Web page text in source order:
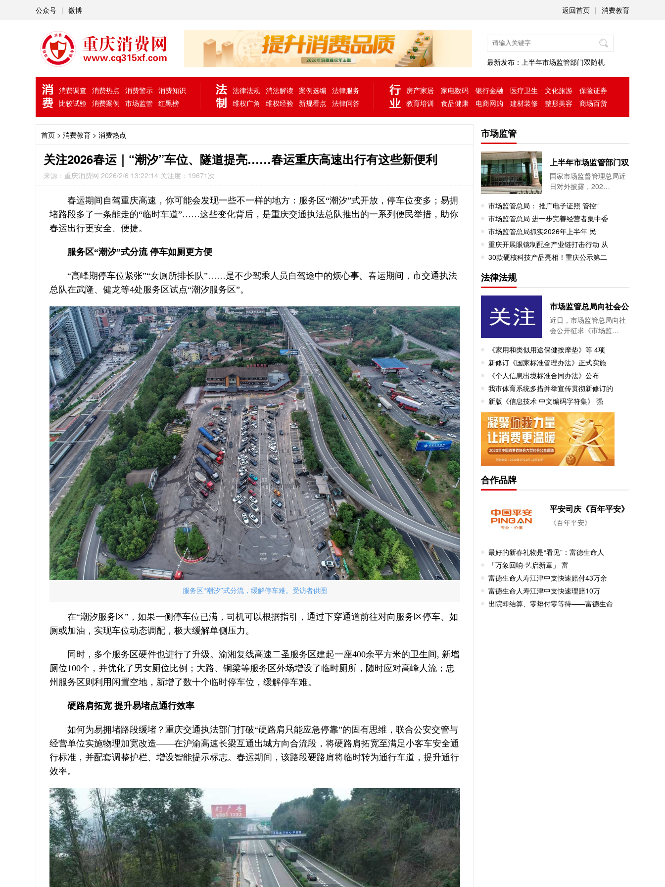
公众号 | 微博 返回首页 | 消费教育
最新发布： 上半年市场监管部门双随机
消费调查 消费热点 消费警示 消费知识
比较试验 消费案例 市场监管 红黑榜
法律法规 消法解读 案例选编 法律服务
维权广角
维权经验 新规看点 法律问答
房产家居 家电数码 银行金融 医疗卫生 文化旅游
保险证券
教育培训
食品健康 电商网购 建材装修 整形美容 商场百货
首页 > 消费教育 > 消费热点
关注2026春运｜“潮汐”车位、隧道提亮……春运重庆高速出行有这些新便利
来源：重庆消费网 2026/2/6 13:22:14 关注度：19671次
春运期间自驾重庆高速，你可能会发现一些不一样的地方：服务区“潮汐”式开放，停车位变多；易拥
堵路段多了一条能走的“临时车道”……这些变化背后，是重庆交通执法总队推出的一系列便民举措，助你
春运出行更安全、便捷。
服务区“潮汐”式分流 停车如厕更方便
“高峰期停车位紧张”“女厕所排长队”……是不少驾乘人员自驾途中的烦心事。春运期间，市交通执法
总队在武隆、健龙等4处服务区试点“潮汐服务区”。
服务区“潮汐”式分流，缓解停车难。受访者供图
在“潮汐服务区”，如果一侧停车位已满，司机可以根据指引，通过下穿通道前往对向服务区停车、如
厕或加油，实现车位动态调配，极大缓解单侧压力。
同时，多个服务区硬件也进行了升级。渝湘复线高速二圣服务区建起一座400余平方米的卫生间, 新增
厕位100个，并优化了男女厕位比例；大路、铜梁等服务区外场增设了临时厕所，随时应对高峰人流；忠
州服务区则利用闲置空地，新增了数十个临时停车位，缓解停车难。
硬路肩拓宽 提升易堵点通行效率
如何为易拥堵路段缓堵？重庆交通执法部门打破“硬路肩只能应急停靠”的固有思维，联合公安交管与
经营单位实施物理加宽改造——在沪渝高速长梁互通出城方向合流段，将硬路肩拓宽至满足小客车安全通
行标准，并配套调整护栏、增设智能提示标志。春运期间，该路段硬路肩将临时转为通行车道，提升通行
效率。
市场监管
上半年市场监管部门双
国家市场监督管理总局近
日对外披露，202…
市场监管总局： 推广电子证照 管控“
市场监管总局 进一步完善经营者集中委
市场监管总局抓实2026年上半年 民
重庆开展眼镜制配全产业链打击行动 从
30款硬核科技产品亮相！重庆公示第二
法律法规
市场监管总局向社会公
近日，市场监管总局向社
会公开征求《市场监…
《家用和类似用途保健按摩垫》等 4项
新修订《国家标准管理办法》正式实施
《个人信息出境标准合同办法》公布
我市体育系统多措并举宣传贯彻新修订的
新版《信息技术 中文编码字符集》 强
合作品牌
平安司庆《百年平安》
《百年平安》
最好的新春礼物是“看见”：富德生命人
「万象回响·艺启新章」 富
富德生命人寿江津中支快速赔付43万余
富德生命人寿江津中支快速理赔10万
出院即结算、零垫付零等待——富德生命